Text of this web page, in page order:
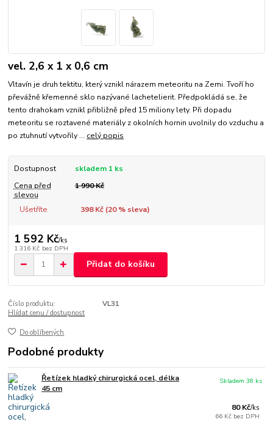
vel. 2,6 x 1 x 0,6 cm
Vltavín je druh tektitu, který vznikl nárazem meteoritu na Zemi. Tvoří ho
převážně křemenné sklo nazývané lachetelierit. Předpokládá se, že
tento drahokam vznikl přibližně před 15 miliony lety. Při dopadu
meteoritu se roztavené materiály z okolních hornin uvolnily do vzduchu a
po ztuhnutí vytvořily ... celý popis
Dostupnost
skladem 1 ks
Cena před
slevou
1 990 Kč
Ušetříte 398 Kč (20% sleva)
1 592 Kč/ks
1 316 Kč bez DPH
Přidat do košíku
Číslo produktu:
VL31
Hlídat cenu / dostupnost
Do oblíbených
Podobné produkty
Řetízek hladký chirurgická ocel, délka
45 cm
80 Kč/ks
66 Kč bez DPH
Skladem 38 ks